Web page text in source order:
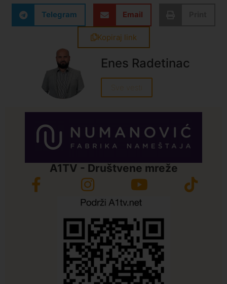
Telegram Email
Kopiraj link
Enes Radetinac
Sve vesti
A1TV - Društvene mreže